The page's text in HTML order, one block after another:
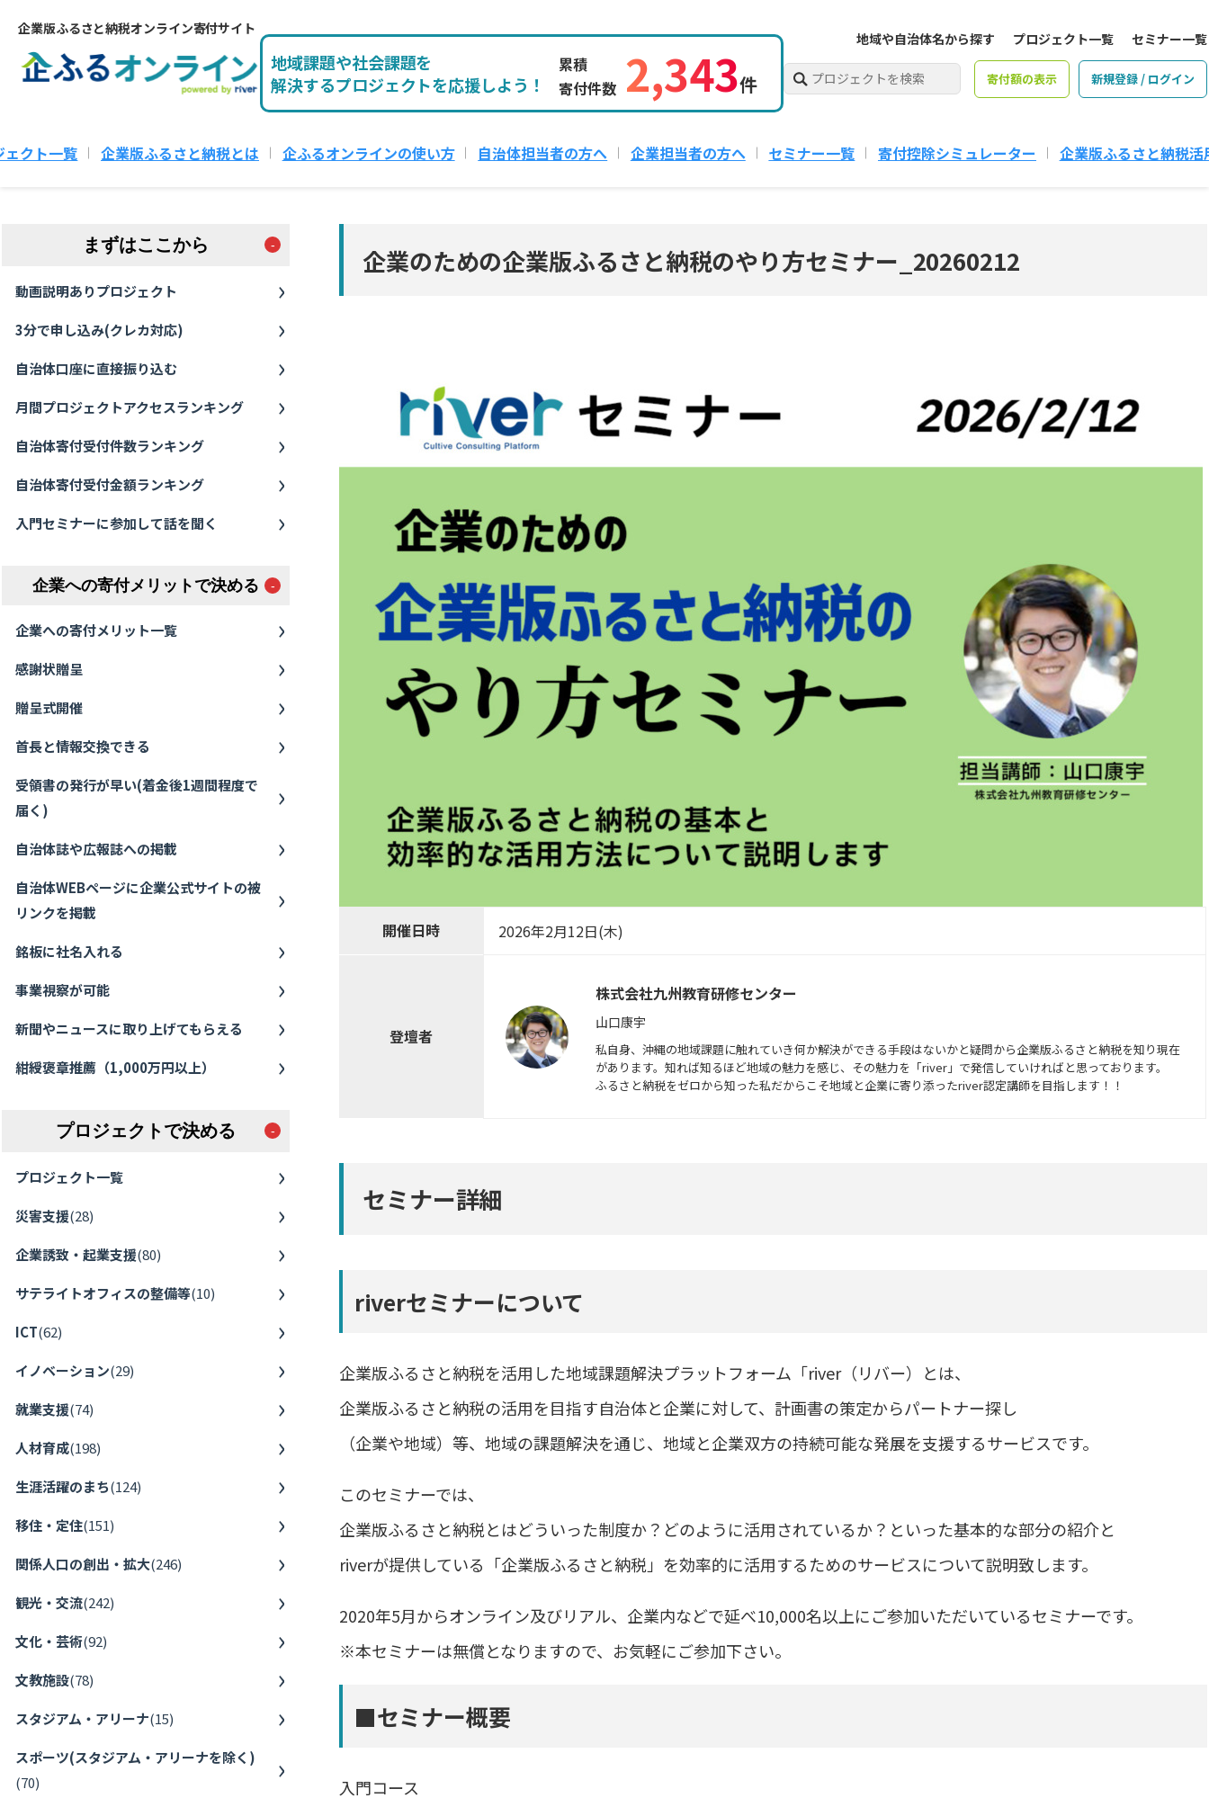
企業版ふるさと納税オンライン寄付サイト
地域課題や社会課題を
解決するプロジェクトを応援しよう！
累積
寄付件数 2,343件
地域や自治体名から探す プロジェクト一覧 セミナー一覧
寄付額の表示 新規登録 / ログイン
ェクト一覧 企業版ふるさと納税とは 企ふるオンラインの使い方 自治体担当者の方へ 企業担当者の方へ セミナー一覧 寄付控除シミュレーター 企業版ふるさと納税活
まずはここから
動画説明ありプロジェクト
3分で申し込み(クレカ対応)
自治体口座に直接振り込む
月間プロジェクトアクセスランキング
自治体寄付受付件数ランキング
自治体寄付受付金額ランキング
入門セミナーに参加して話を聞く
企業への寄付メリットで決める
企業への寄付メリット一覧
感謝状贈呈
贈呈式開催
首長と情報交換できる
受領書の発行が早い(着金後1週間程度で
届く)
自治体誌や広報誌への掲載
自治体WEBページに企業公式サイトの被
リンクを掲載
銘板に社名入れる
事業視察が可能
新聞やニュースに取り上げてもらえる
紺綬褒章推薦（1,000万円以上）
プロジェクトで決める
プロジェクト一覧
災害支援(28)
企業誘致・起業支援(80)
サテライトオフィスの整備等(10)
ICT(62)
イノベーション(29)
就業支援(74)
人材育成(198)
生涯活躍のまち(124)
移住・定住(151)
関係人口の創出・拡大(246)
観光・交流(242)
文化・芸術(92)
文教施設(78)
スタジアム・アリーナ(15)
スポーツ(スタジアム・アリーナを除く)
(70)
企業のための企業版ふるさと納税のやり方セミナー_20260212
開催日時 2026年2月12日(木)
登壇者
株式会社九州教育研修センター
山口康宇
私自身、沖縄の地域課題に触れていき何か解決ができる手段はないかと疑問から企業版ふるさと納税を知り現在
があります。知れば知るほど地域の魅力を感じ、その魅力を「river」で発信していければと思っております。
ふるさと納税をゼロから知った私だからこそ地域と企業に寄り添ったriver認定講師を目指します！！
セミナー詳細
riverセミナーについて
企業版ふるさと納税を活用した地域課題解決プラットフォーム「river（リバー）とは、
企業版ふるさと納税の活用を目指す自治体と企業に対して、計画書の策定からパートナー探し
（企業や地域）等、地域の課題解決を通じ、地域と企業双方の持続可能な発展を支援するサービスです。
このセミナーでは、
企業版ふるさと納税とはどういった制度か？どのように活用されているか？といった基本的な部分の紹介と
riverが提供している「企業版ふるさと納税」を効率的に活用するためのサービスについて説明致します。
2020年5月からオンライン及びリアル、企業内などで延べ10,000名以上にご参加いただいているセミナーです。
※本セミナーは無償となりますので、お気軽にご参加下さい。
■セミナー概要
入門コース